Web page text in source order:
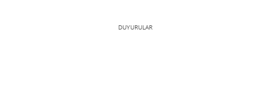
DUYURULAR